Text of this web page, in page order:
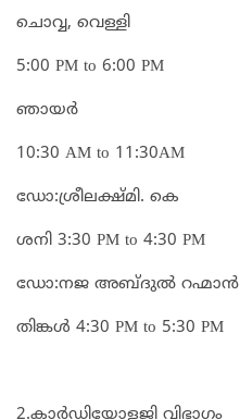
ചൊവ്വ, വെള്ളി
5:00 PM to 6:00 PM
ഞായർ
10:30 AM to 11:30AM
ഡോ:ശ്രീലക്ഷ്മി. കെ
ശനി 3:30 PM to 4:30 PM
ഡോ:നജ അബ്ദുൽ റഹ്മാൻ
തിങ്കൾ 4:30 PM to 5:30 PM
2.കാർഡിയോളജി വിഭാഗം